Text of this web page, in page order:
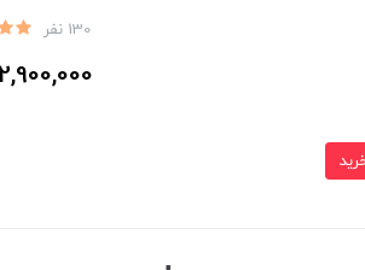
130 نفر